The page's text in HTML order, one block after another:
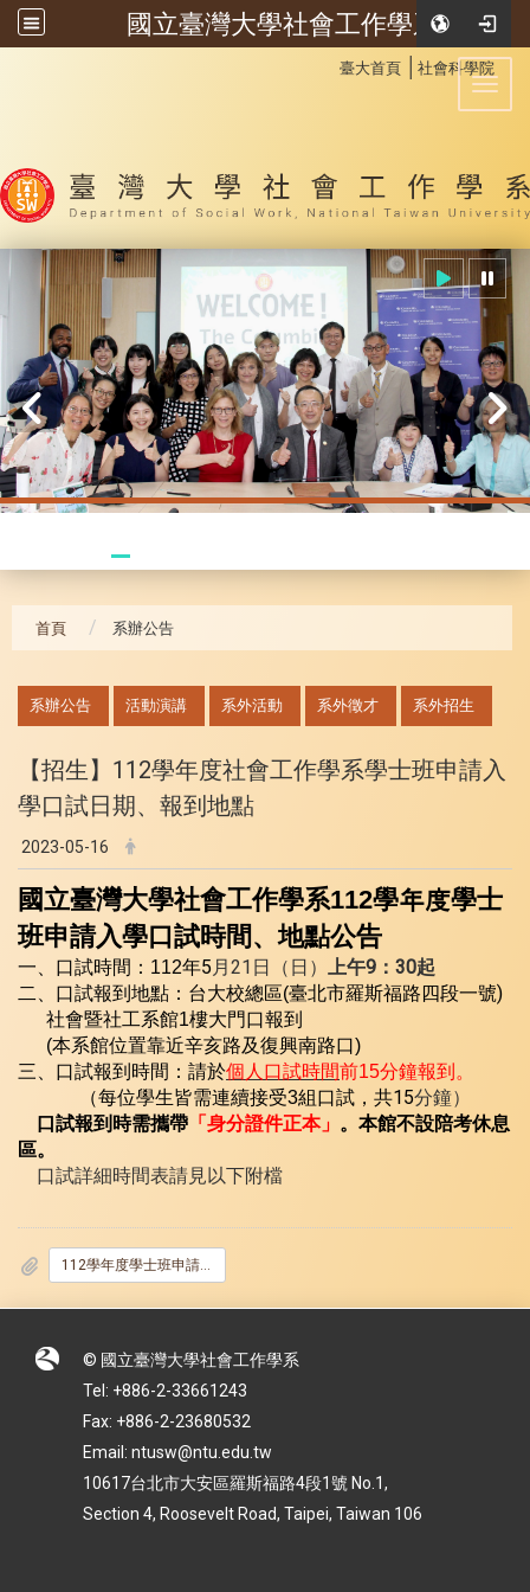
國立臺灣大學社會工作學系
臺大首頁 社會科學院
首頁 系辦公告
系辦公告 活動演講 系外活動 系外徵才 系外招生
【招生】112學年度社會工作學系學士班申請入
學口試日期、報到地點
2023-05-16
國立臺灣大學社會工作學系112學年度學士
班申請入學口試時間、地點公告
一、口試時間：112年5月21日（日） 上午9：30起
二、口試報到地點：台大校總區(臺北市羅斯福路四段一號)
社會暨社工系館1樓大門口報到
(本系館位置靠近辛亥路及復興南路口)
三、口試報到時間：請於個人口試時間前15分鐘報到。
（每位學生皆需連續接受3組口試，共15分鐘）
口試報到時需攜帶 「身分證件正本」 。本館不設陪考休息
區。
口試詳細時間表請見以下附檔
112學年度學士班申請入學口試時間_地點表_公告版_.pdf
© 國立臺灣大學社會工作學系
Tel: +886-2-33661243
Fax: +886-2-23680532
Email: ntusw@ntu.edu.tw
10617台北市大安區羅斯福路4段1號 No.1,
Section 4, Roosevelt Road, Taipei, Taiwan 106